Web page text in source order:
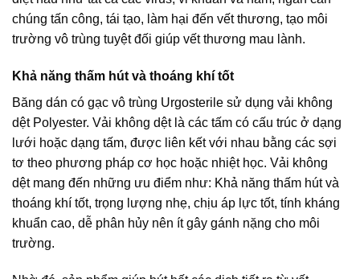
chúng tấn công, tái tạo, làm hại đến vết thương, tạo môi
trường vô trùng tuyệt đối giúp vết thương mau lành.
Khả năng thấm hút và thoáng khí tốt
Băng dán có gạc vô trùng Urgosterile sử dụng vải không
dệt Polyester. Vải không dệt là các tấm có cấu trúc ở dạng
lưới hoặc dạng tấm, được liên kết với nhau bằng các sợi
tơ theo phương pháp cơ học hoặc nhiệt học. Vải không
dệt mang đến những ưu điểm như: Khả năng thấm hút và
thoáng khí tốt, trọng lượng nhẹ, chịu áp lực tốt, tính kháng
khuẩn cao, dễ phân hủy nên ít gây gánh nặng cho môi
trường.